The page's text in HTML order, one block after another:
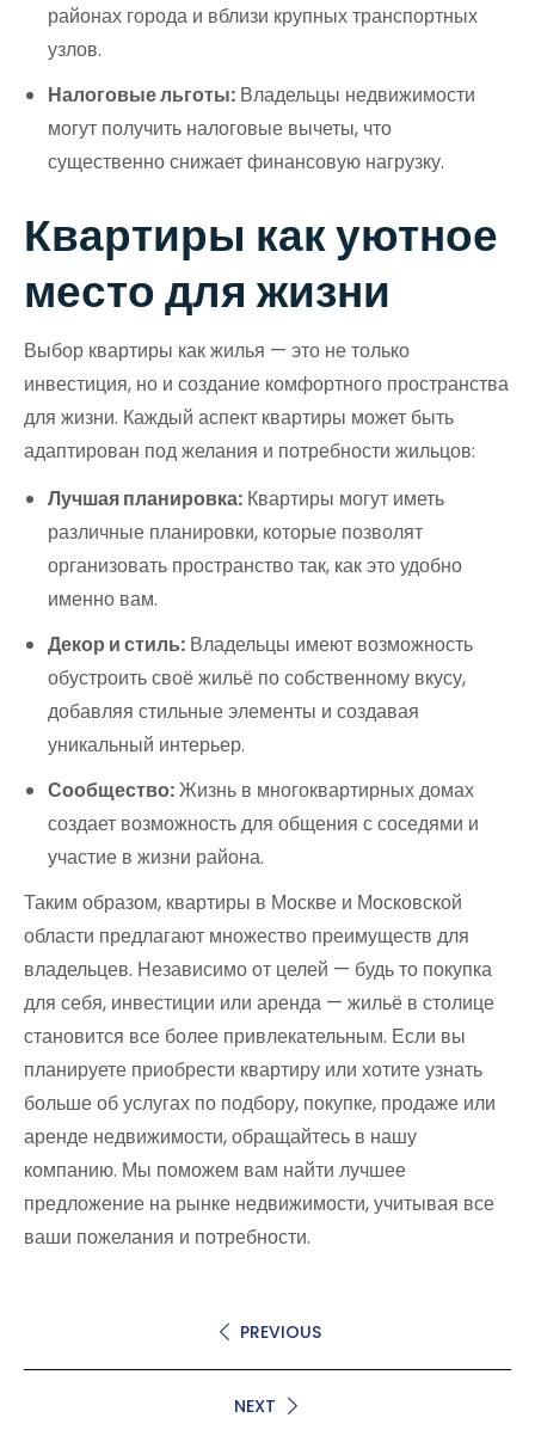
районах города и вблизи крупных транспортных
узлов.
Налоговые льготы: Владельцы недвижимости
могут получить налоговые вычеты, что
существенно снижает финансовую нагрузку.
Квартиры как уютное
место для жизни
Выбор квартиры как жилья — это не только
инвестиция, но и создание комфортного пространства
для жизни. Каждый аспект квартиры может быть
адаптирован под желания и потребности жильцов:
Лучшая планировка: Квартиры могут иметь
различные планировки, которые позволят
организовать пространство так, как это удобно
именно вам.
Декор и стиль: Владельцы имеют возможность
обустроить своё жильё по собственному вкусу,
добавляя стильные элементы и создавая
уникальный интерьер.
Сообщество:Жизнь в многоквартирных домах
создает возможность для общения с соседями и
участие в жизни района.
Таким образом, квартиры в Москве и Московской
области предлагают множество преимуществ для
владельцев. Независимо от целей — будь то покупка
для себя, инвестиции или аренда — жильё в столице
становится все более привлекательным. Если вы
планируете приобрести квартиру или хотите узнать
больше об услугах по подбору, покупке, продаже или
аренде недвижимости, обращайтесь в нашу
компанию. Мы поможем вам найти лучшее
предложение на рынке недвижимости, учитывая все
ваши пожелания и потребности.
PREVIOUS
NEXT